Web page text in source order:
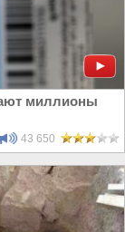
миллионы
43 650